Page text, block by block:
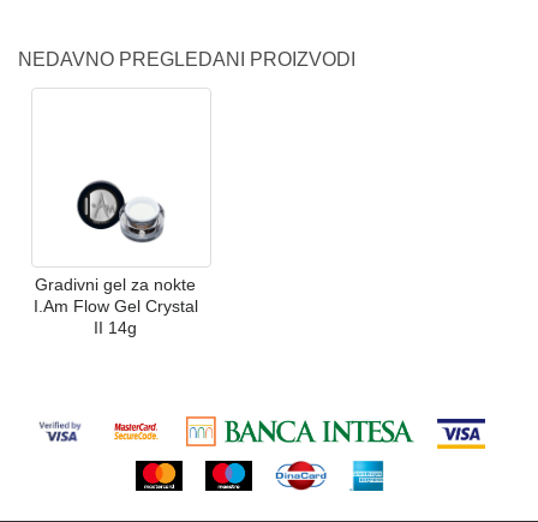
NEDAVNO PREGLEDANI PROIZVODI
Gradivni gel za nokte
I.Am Flow Gel Crystal
II 14g